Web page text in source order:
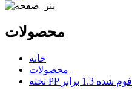
محصولات
خانه
محصولات
تخته PP فوم شده 1.3 برابر